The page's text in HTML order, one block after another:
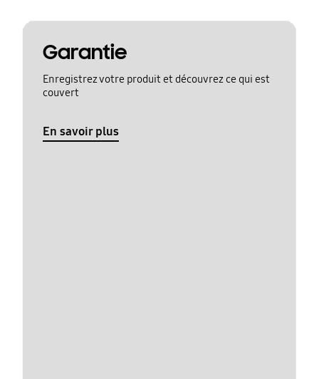
Garantie
Enregistrez votre produit et découvrez ce qui est
couvert
En savoir plus